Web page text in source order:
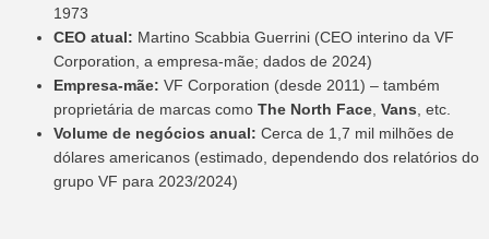
1973
CEO atual: Martino Scabbia Guerrini (CEO interino da VF
Corporation, a empresa-mãe; dados de 2024)
Empresa-mãe: VF Corporation (desde 2011) – também
proprietária de marcas como The North Face, Vans, etc.
Volume de negócios anual: Cerca de 1,7 mil milhões de
dólares americanos (estimado, dependendo dos relatórios do
grupo VF para 2023/2024)